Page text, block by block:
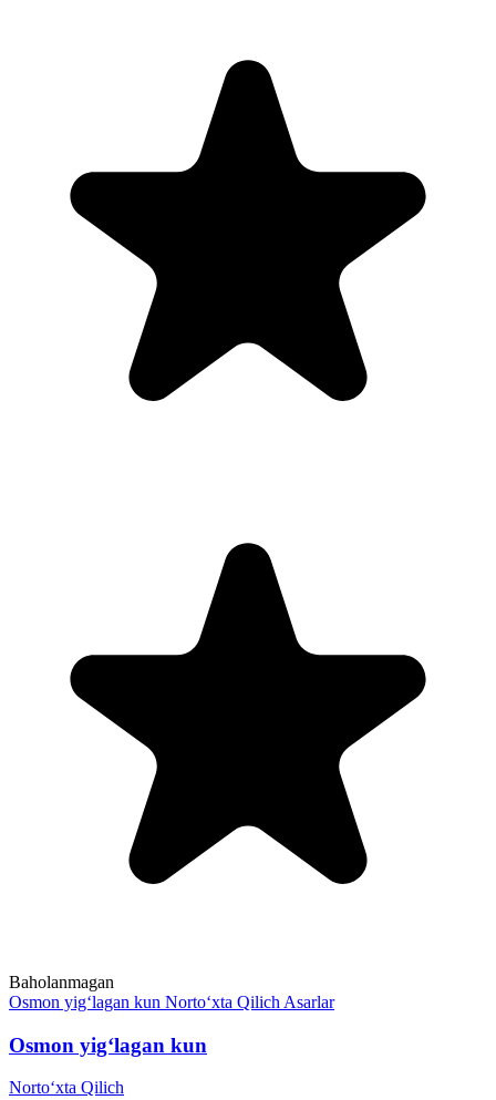
Baholanmagan
Osmon yig‘lagan kun Norto‘xta Qilich Asarlar
Osmon yig‘lagan kun
Norto‘xta Qilich